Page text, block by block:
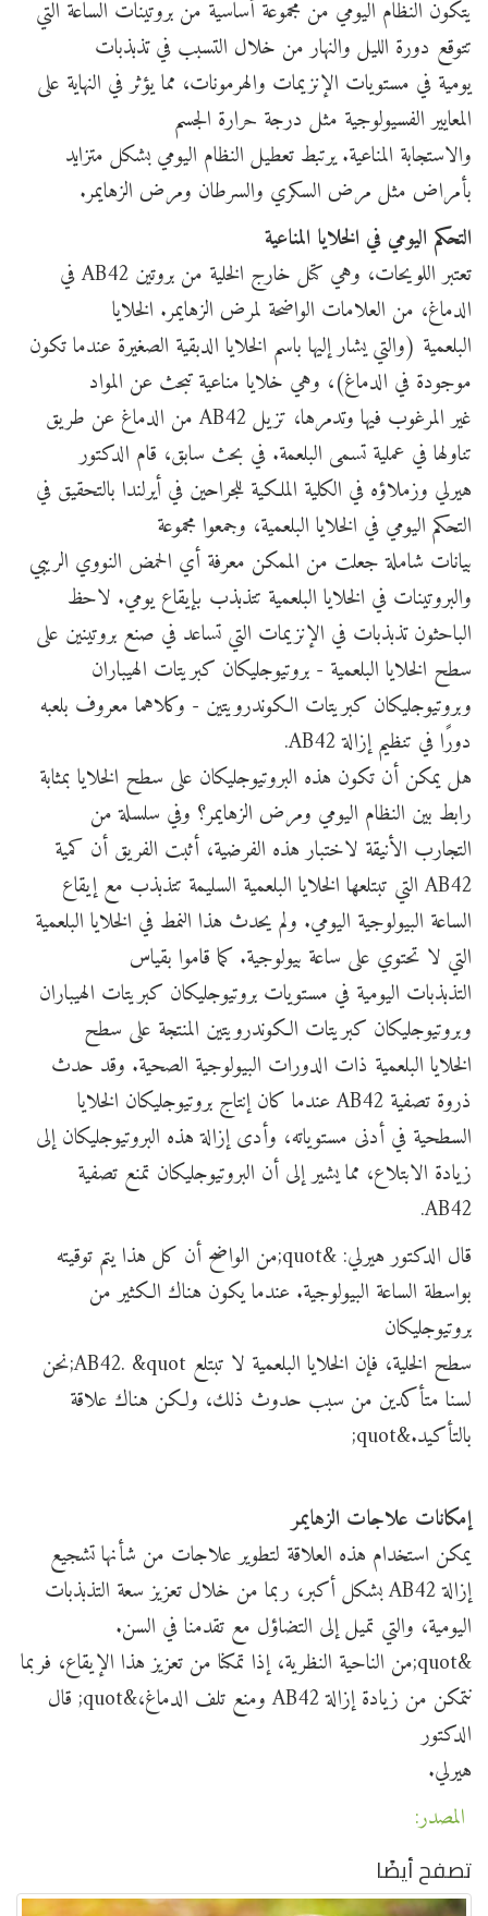
يتكون النظام اليومي من مجموعة أساسية من بروتينات الساعة التي
تتوقع دورة الليل والنهار من خلال التسبب في تذبذبات
يومية في مستويات الإنزيمات والهرمونات، مما يؤثر في النهاية على
المعايير الفسيولوجية مثل درجة حرارة الجسم
والاستجابة المناعية. يرتبط تعطيل النظام اليومي بشكل متزايد
بأمراض مثل مرض السكري والسرطان ومرض الزهايمر.
التحكم اليومي في الخلايا المناعية
تعتبر اللويحات، وهي كتل خارج الخلية من بروتين AB42 في
الدماغ، من العلامات الواضحة لمرض الزهايمر. الخلايا
البلعمية (والتي يشار إليها باسم الخلايا الدبقية الصغيرة عندما تكون
موجودة في الدماغ)، وهي خلايا مناعية تبحث عن المواد
غير المرغوب فيها وتدمرها، تزيل AB42 من الدماغ عن طريق
تناولها في عملية تسمى البلعمة. في بحث سابق، قام الدكتور
هيرلي وزملاؤه في الكلية الملكية للجراحين في أيرلندا بالتحقيق في
التحكم اليومي في الخلايا البلعمية، وجمعوا مجموعة
بيانات شاملة جعلت من الممكن معرفة أي الحمض النووي الريبي
والبروتينات في الخلايا البلعمية تتذبذب بإيقاع يومي. لاحظ
الباحثون تذبذبات في الإنزيمات التي تساعد في صنع بروتينين على
سطح الخلايا البلعمية - بروتيوجليكان كبريتات الهيباران
وبروتيوجليكان كبريتات الكوندرويتين - وكلاهما معروف بلعبه
دورًا في تنظيم إزالة AB42.
هل يمكن أن تكون هذه البروتيوجليكان على سطح الخلايا بمثابة
رابط بين النظام اليومي ومرض الزهايمر؟ وفي سلسلة من
التجارب الأنيقة لاختبار هذه الفرضية، أثبت الفريق أن كمية
AB42 التي تبتلعها الخلايا البلعمية السليمة تتذبذب مع إيقاع
الساعة البيولوجية اليومي. ولم يحدث هذا النمط في الخلايا البلعمية
التي لا تحتوي على ساعة بيولوجية. كما قاموا بقياس
التذبذبات اليومية في مستويات بروتيوجليكان كبريتات الهيباران
وبروتيوجليكان كبريتات الكوندرويتين المنتجة على سطح
الخلايا البلعمية ذات الدورات البيولوجية الصحية. وقد حدث
ذروة تصفية AB42 عندما كان إنتاج بروتيوجليكان الخلايا
السطحية في أدنى مستوياته، وأدى إزالة هذه البروتيوجليكان إلى
زيادة الابتلاع، مما يشير إلى أن البروتيوجليكان تمنع تصفية
AB42.
قال الدكتور هيرلي: &quot;من الواضح أن كل هذا يتم توقيته
بواسطة الساعة البيولوجية. عندما يكون هناك الكثير من
بروتيوجليكان
سطح الخلية، فإن الخلايا البلعمية لا تبتلع AB42. &quot;نحن
لسنا متأكدين من سبب حدوث ذلك، ولكن هناك علاقة
بالتأكيد.&quot;
إمكانات علاجات الزهايمر
يمكن استخدام هذه العلاقة لتطوير علاجات من شأنها تشجيع
إزالة AB42 بشكل أكبر، ربما من خلال تعزيز سعة التذبذبات
اليومية، والتي تميل إلى التضاؤل ​​مع تقدمنا ​​في السن.
&quot;من الناحية النظرية، إذا تمكنا من تعزيز هذا الإيقاع، فربما
نتمكن من زيادة إزالة AB42 ومنع تلف الدماغ،&quot; قال
الدكتور
هيرلي.
المصدر:
تصفح أيضًا